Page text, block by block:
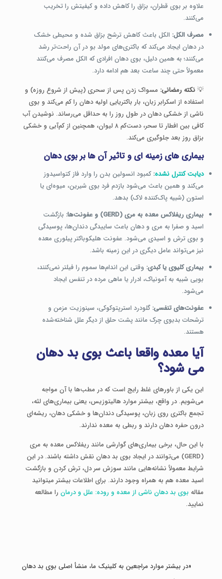
علاوه بر بوی قطران، بزاق را کاهش داده و کیفیتش را تخریب
می‌کنند.
مصرف الکل: الکل باعث کاهش ترشح بزاق شده و محیطی خشک
در دهان ایجاد می‌کند که باکتری‌های مولد بو در آن راحت‌تر رشد
می‌کنند؛ به همین دلیل، بوی دهان افرادی که الکل مصرف می‌کنند
معمولاً حتی چند ساعت بعد هم ادامه دارد.
💡نکته رمضانی: مسواک زدن پس از سحری (پیش از شروع روزه) و
استفاده از اسکرابر زبان، بار باکتریایی اولیه دهان را کم می‌کند و بوی
ناشی از خشکی دهان در طول روز را به حداقل می‌رساند. نوشیدن آب
کافی بین افطار تا سحر، دست‌کم ۸ لیوان، همچنین از کم‌آبی و خشکی
بزاق روز بعد جلوگیری می‌کند.
بیماری های زمینه ای و تاثیر آن ها بر بوی دهان
دیابت کنترل نشده: کمبود انسولین بدن را وارد فاز کتواسیدوز
می‌کند و همین باعث می‌شود بازدم فرد بوی شیرین، میوه‌ای یا
استون (شبیه پاک‌کننده لاک) بدهد.
بیماری ریفلاکس معده به مری (GERD) و عفونت‌ها:
بازگشت
اسید و صفرا به مری و دهان باعث ساییدگی دندان‌ها، پوسیدگی
و بوی ترش و اسیدی می‌شود. عفونت هلیکوباکتر پیلوری معده
نیز می‌تواند عامل دیگری در این زمینه باشد.
بیماری کلیوی یا کبدی: وقتی این اندام‌ها سموم را فیلتر نمی‌کنند،
بویی شبیه به آمونیاک، ادرار یا ماهی مرده در تنفس ایجاد
می‌شود.
عفونت‌های تنفسی: گلودرد استرپتوکوکی، سینوزیت مزمن و
ترشحات بدبوی چرک مانند پشت حلق از دیگر علل شناخته‌شده
هستند.
آیا معده واقعا باعث بوی بد دهان
می شود؟
این یکی از باورهای غلط رایج است که در مطب‌ها با آن مواجه
می‌شویم. در واقع، بیشتر موارد هالیتوزیس، یعنی بیماری‌های لثه،
تجمع باکتری روی زبان، پوسیدگی دندان‌ها و خشکی دهان، ریشه‌ای
درون حفره دهان دارند و ربطی به معده ندارند.
با این حال، برخی بیماری‌های گوارشی مانند ریفلاکس معده به مری
(GERD) می‌توانند در ایجاد بوی بد دهان نقش داشته باشند. در این
شرایط معمولاً نشانه‌هایی مانند سوزش سر دل، ترش کردن و بازگشت
اسید معده هم به همراه وجود دارند. برای اطلاعات بیشتر میتوانید
مقاله بوی بد دهان ناشی از معده و روده: علل و درمانرا مطالعه
نمایید.
«در بیشتر موارد مراجعین به کلینیک ما، منشأ اصلی بوی بد دهان